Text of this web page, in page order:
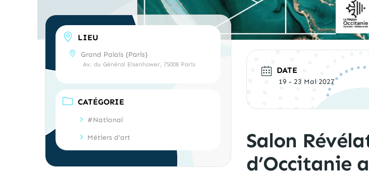
LIEU
Grand Palais (Paris)
Av. du Général Eisenhower, 75008 Paris
CATÉGORIE
#National
Métiers d'art
DATE
19 - 23 Mai 2027
Salon
d’Occitanie